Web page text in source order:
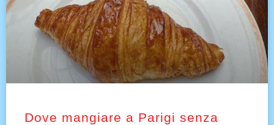
Dove mangiare a Parigi senza